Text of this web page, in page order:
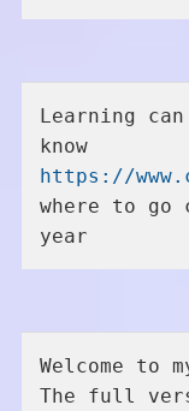
Learning
know
https://
where to go
year
Welcome to
The full